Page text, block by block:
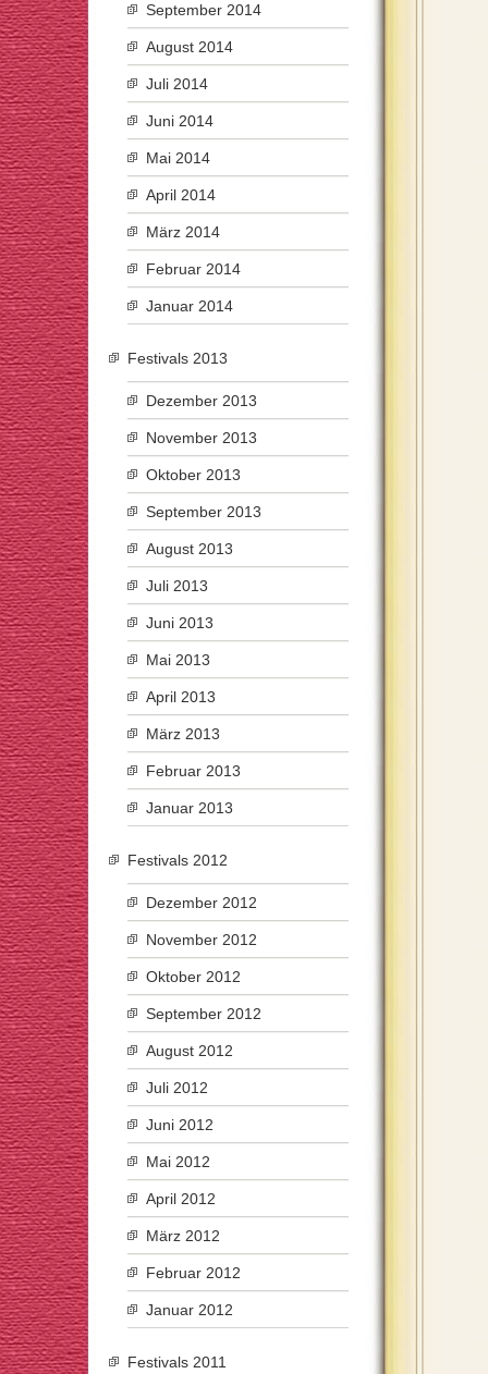
September 2014
August 2014
Juli 2014
Juni 2014
Mai 2014
April 2014
März 2014
Februar 2014
Januar 2014
Festivals 2013
Dezember 2013
November 2013
Oktober 2013
September 2013
August 2013
Juli 2013
Juni 2013
Mai 2013
April 2013
März 2013
Februar 2013
Januar 2013
Festivals 2012
Dezember 2012
November 2012
Oktober 2012
September 2012
August 2012
Juli 2012
Juni 2012
Mai 2012
April 2012
März 2012
Februar 2012
Januar 2012
Festivals 2011